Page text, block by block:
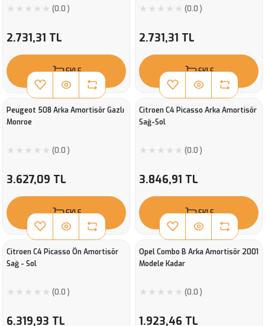
(0.0 )
2.731,31 TL
EKLE
(0.0 )
2.731,31 TL
EKLE
Peugeot 508 Arka Amortisör Gazlı
Monroe
(0.0 )
3.627,09 TL
EKLE
Citroen C4 Picasso Arka Amortisör
Sağ-Sol
(0.0 )
3.846,91 TL
EKLE
Citroen C4 Picasso Ön Amortisör
Sağ - Sol
(0.0 )
6.319,93 TL
Opel Combo B Arka Amortisör 2001
Modele Kadar
(0.0 )
1.923,46 TL